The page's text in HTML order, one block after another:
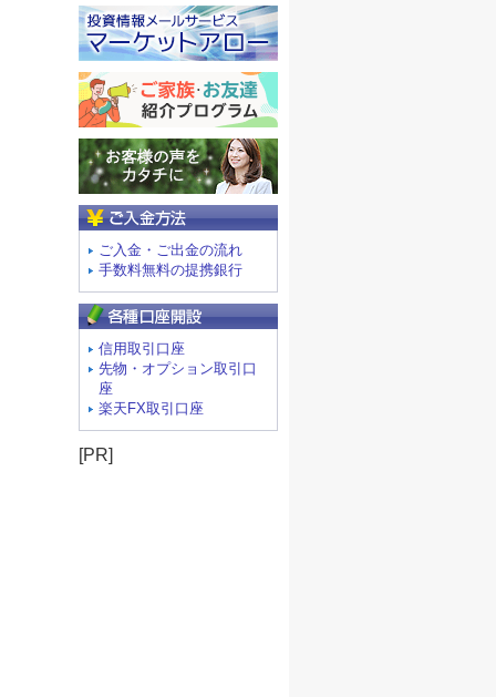
ご入金・ご出金の流れ
手数料無料の提携銀行
信用取引口座
先物・オプション取引口
座
楽天FX取引口座
[PR]